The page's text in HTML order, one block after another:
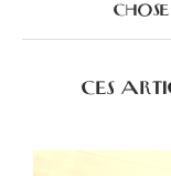
CES